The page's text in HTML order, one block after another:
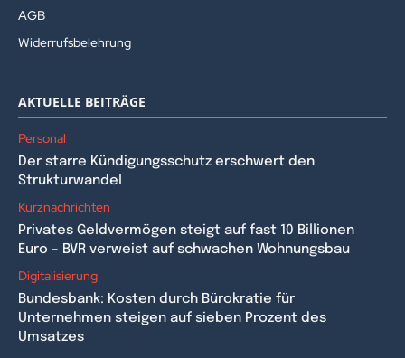
AGB
Widerrufsbelehrung
AKTUELLE BEITRÄGE
Personal
Der starre Kündigungsschutz erschwert den
Strukturwandel
Kurznachrichten
Privates Geldvermögen steigt auf fast 10 Billionen
Euro – BVR verweist auf schwachen Wohnungsbau
Digitalisierung
Bundesbank: Kosten durch Bürokratie für
Unternehmen steigen auf sieben Prozent des
Umsatzes